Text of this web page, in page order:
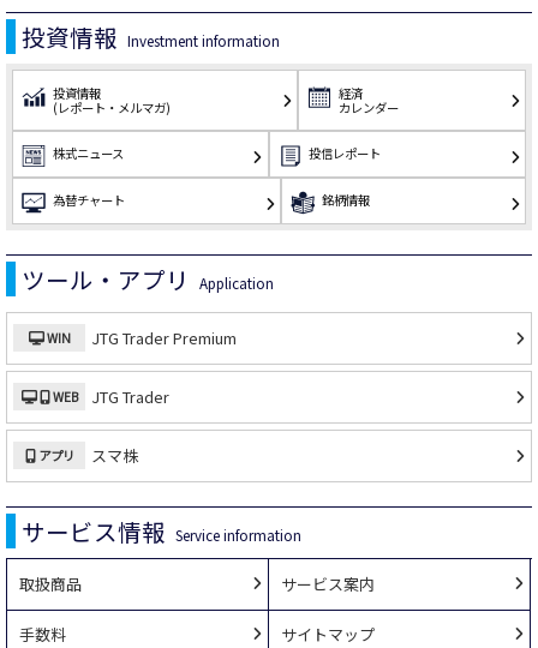
投資情報 Investment information
投資情報
(レポート・メルマガ)
経済
カレンダー
株式ニュース 投信レポート
為替チャート 銘柄情報
ツール・アプリ Application
WIN JTG TraderPremium
WEB JTG Trader
アプリ スマ株
サービス情報 Service information
取扱商品 サービス案内
手数料 サイトマップ